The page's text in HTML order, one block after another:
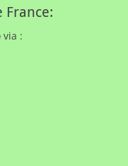
France:
via :